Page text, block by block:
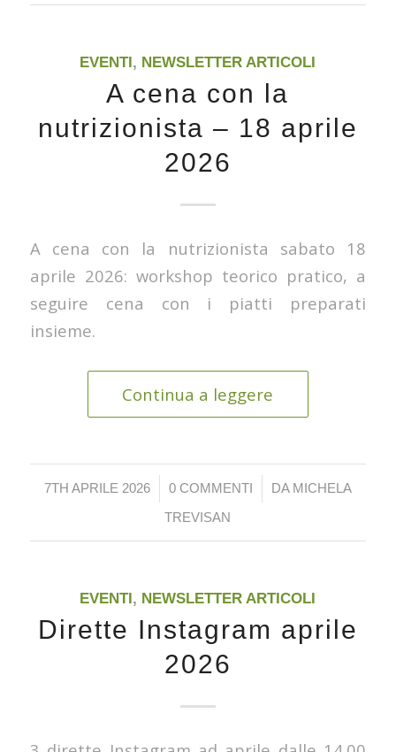
EVENTI , NEWSLETTER ARTICOLI
A cena con la
nutrizionista – 18 aprile
2026
A cena con la nutrizionista sabato 18
aprile 2026: workshop teorico pratico, a
seguire cena con i piatti preparati
insieme.
Continua a leggere
7TH APRILE 2026
/ 0 COMMENTI
/ DA MICHELA
TREVISAN
EVENTI, NEWSLETTER ARTICOLI
Dirette Instagram aprile
2026